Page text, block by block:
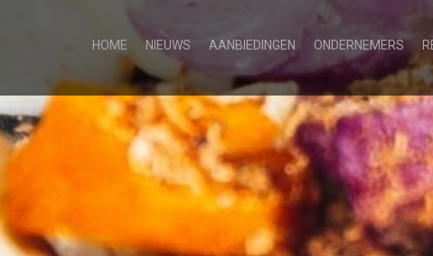
HOME NIEUWS AANBIEDINGEN ONDERNEMERS